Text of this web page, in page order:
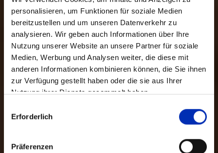
personalisieren, um Funktionen für soziale Medien
bereitzustellen und um unseren Datenverkehr zu
analysieren. Wir geben auch Informationen über Ihre
Nutzung unserer Website an unsere Partner für soziale
Medien, Werbung und Analysen weiter, die diese mit
anderen Informationen kombinieren können, die Sie ihnen
zur Verfügung gestellt haben oder die sie aus Ihrer
Nutzung ihrer Dienste gesammelt haben.
mitErforderlich
Präferenzen